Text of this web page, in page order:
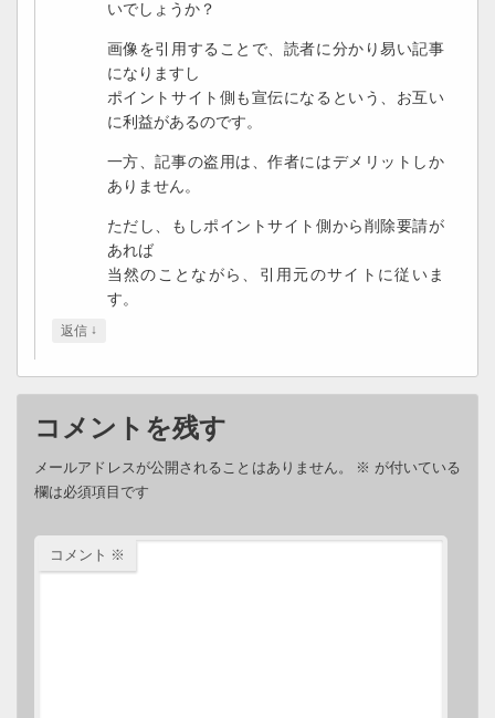
いでしょうか？
画像を引用することで、読者に分かり易い記事
になりますし
ポイントサイト側も宣伝になるという、お互い
に利益があるのです。
一方、記事の盗用は、作者にはデメリットしか
ありません。
ただし、もしポイントサイト側から削除要請が
あれば
当然のことながら、引用元のサイトに従いま
す。
返信 ↓
コメントを残す
メールアドレスが公開されることはありません。 ※ が付いている
欄は必須項目です
コメント ※